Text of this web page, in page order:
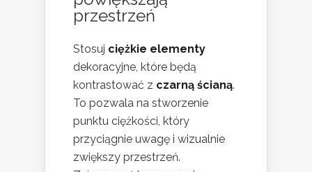
przestrzeń
Stosuj ciężkie elementy
dekoracyjne, które będą
kontrastować z czarną ścianą.
To pozwala na stworzenie
punktu ciężkości, który
przyciągnie uwagę i wizualnie
zwiększy przestrzeń.